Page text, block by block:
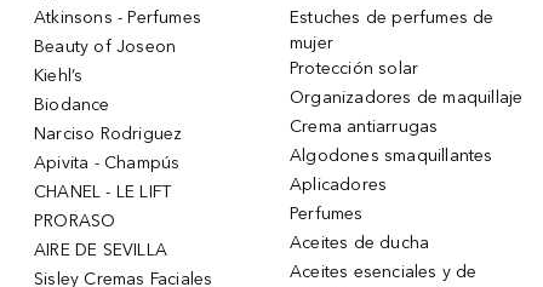
Atkinsons - Perfumes
Beauty of Joseon
Kiehl’s
Biodance
Narciso Rodriguez
Apivita - Champús
CHANEL - LE LIFT
PRORASO
AIRE DE SEVILLA
Sisley Cremas Faciales
Estuches de perfumes de
mujer
Protección solar
Organizadores de maquillaje
Crema antiarrugas
Algodones smaquillantes
Aplicadores
Perfumes
Aceites de ducha
Aceites esenciales y de